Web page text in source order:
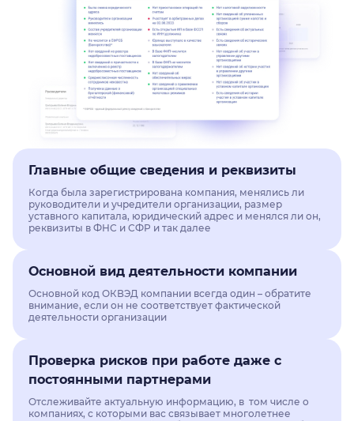
Главные общие сведения и реквизиты
Когда была зарегистрирована компания, менялись ли
руководители и учредители организации, размер
уставного капитала, юридический адрес и менялся ли он,
реквизиты в ФНС и СФР и так далее
Основной вид деятельности компании
Основной код ОКВЭД компании всегда один – обратите
внимание, если он не соответствует фактической
деятельности организации
Проверка рисков при работе даже с
постоянными партнерами
Отслеживайте актуальную информацию, в том числе о
компаниях, с которыми вас связывает многолетнее